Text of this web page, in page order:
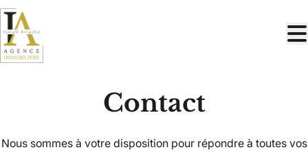
Aller au contenu principal
Contact
Nous sommes à votre disposition pour répondre à toutes vos